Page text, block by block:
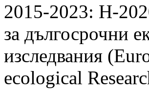
2015-2023: Н-
за дългосрочни
изследвания
ecological